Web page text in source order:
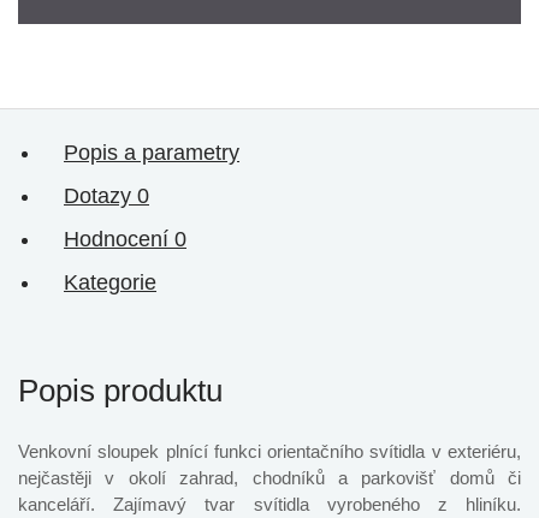
Popis a parametry
Dotazy 0
Hodnocení 0
Kategorie
Popis produktu
Venkovní sloupek plnící funkci orientačního svítidla v exteriéru,
nejčastěji v okolí zahrad, chodníků a parkovišť domů či
kanceláří. Zajímavý tvar svítidla vyrobeného z hliníku.